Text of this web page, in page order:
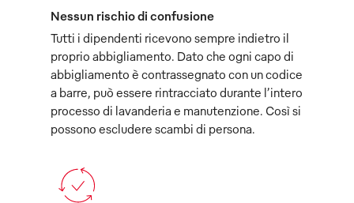
Nessun rischio di confusione
Tutti i dipendenti ricevono sempre indietro il
proprio abbigliamento. Dato che ogni capo di
abbigliamento è contrassegnato con un codice
a barre, può essere rintracciato durante l’intero
processo di lavanderia e manutenzione. Così si
possono escludere scambi di persona.